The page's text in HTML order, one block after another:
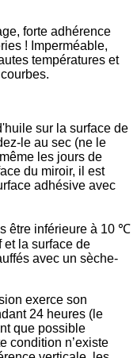
forte adhérence
! Imperméable,
températures et
sur la surface de
le au sec (ne le
les jours de
du miroir, il est
adhésive avec
être inférieure à 10 ℃
et la surface de
avec un sèche-
exerce son
24 heures (le
que possible
condition n’existe